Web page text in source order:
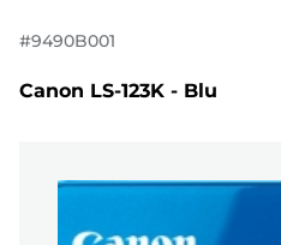
#9490B001
Canon LS-123K - Blu